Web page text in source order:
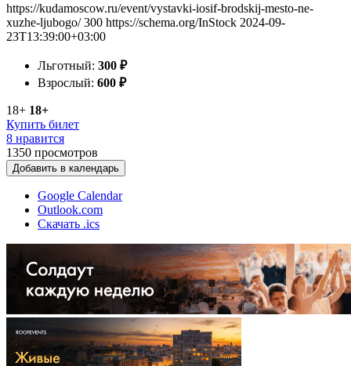
https://kudamoscow.ru/event/vystavki-iosif-brodskij-mesto-ne-
xuzhe-ljubogo/ 300 https://schema.org/InStock 2024-09-
23T13:39:00+03:00
Льготный: 300 ₽
Взрослый: 600 ₽
18+ 18+
Купить билет
8 нравится
1350 просмотров
Добавить в календарь
Google Calendar
Outlook.com
Скачать .ics